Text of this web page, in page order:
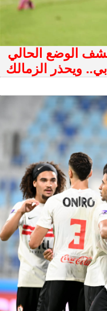
الوضع الحالي
ويحذر الزمالك